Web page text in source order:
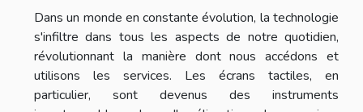
Dans un monde en constante évolution, la technologie
s'infiltre dans tous les aspects de notre quotidien,
révolutionnant la manière dont nous accédons et
utilisons les services. Les écrans tactiles, en
particulier, sont devenus des instruments